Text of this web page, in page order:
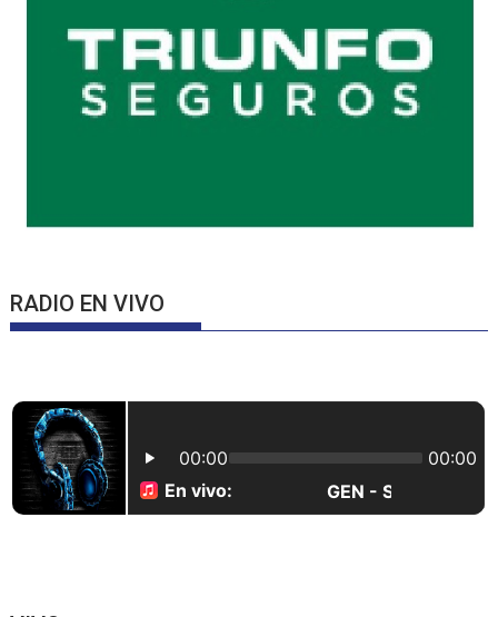
RADIO EN VIVO